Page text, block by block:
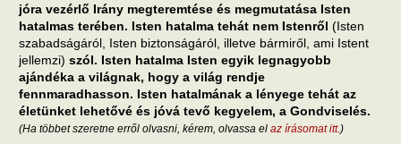
jóra vezérlő Irány megteremtése és megmutatása Isten
hatalmas terében. Isten hatalma tehát nem Istenről (Isten
szabadságáról, Isten biztonságáról, illetve bármiről, ami Istent
jellemzi) szól. Isten hatalma Isten egyik legnagyobb
ajándéka a világnak, hogy a világ rendje
fennmaradhasson. Isten hatalmának a lényege tehát az
életünket lehetővé és jóvá tevő kegyelem, a Gondviselés.
(Ha többet szeretne erről olvasni, kérem, olvassa el az írásomat itt. )